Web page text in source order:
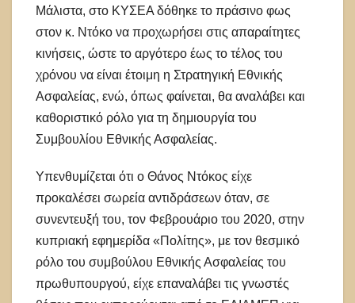
Μάλιστα, στο ΚΥΣΕΑ δόθηκε το πράσινο φως
στον κ. Ντόκο να προχωρήσει στις απαραίτητες
κινήσεις, ώστε το αργότερο έως το τέλος του
χρόνου να είναι έτοιμη η Στρατηγική Εθνικής
Ασφαλείας, ενώ, όπως φαίνεται, θα αναλάβει και
καθοριστικό ρόλο για τη δημιουργία του
Συμβουλίου Εθνικής Ασφαλείας.
Υπενθυμίζεται ότι ο Θάνος Ντόκος είχε
προκαλέσει σωρεία αντιδράσεων όταν, σε
συνεντευξή του, τον Φεβρουάριο του 2020, στην
κυπριακή εφημερίδα «Πολίτης», με τον θεσμικό
ρόλο του συμβούλου Εθνικής Ασφαλείας του
πρωθυπουργού, είχε επαναλάβει τις γνωστές